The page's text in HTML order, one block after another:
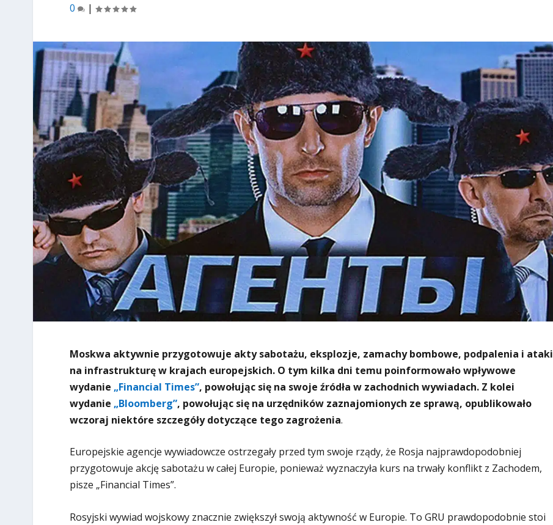
0
|
Moskwa aktywnie przygotowuje akty sabotażu, eksplozje, zamachy bombowe, podpalenia i ataki
na infrastrukturę w krajach europejskich. O tym kilka dni temu poinformowało wpływowe
wydanie „Financial Times”, powołując się na swoje źródła w zachodnich wywiadach. Z kolei
wydanie „Bloomberg”, powołując się na urzędników zaznajomionych ze sprawą, opublikowało
wczoraj niektóre szczegóły dotyczące tego zagrożenia.
Europejskie agencje wywiadowcze ostrzegały przed tym swoje rządy, że Rosja najprawdopodobniej
przygotowuje akcję sabotażu w całej Europie, ponieważ wyznaczyła kurs na trwały konflikt z Zachodem,
pisze „Financial Times”.
Rosyjski wywiad wojskowy znacznie zwiększył swoją aktywność w Europie. To GRU prawdopodobnie stoi